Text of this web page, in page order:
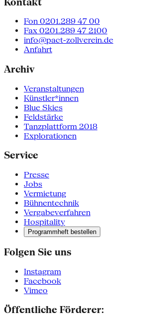
Fon 0201.289 47 00
Fax 0201.289 47 2100
info@pact-zollverein.de
Anfahrt
Archiv
Veranstaltungen
Künstler*innen
Blue Skies
Feldstärke
Tanzplattform 2018
Explorationen
Service
Presse
Jobs
Vermietung
Bühnentechnik
Vergabeverfahren
Hospitality
Programmheft bestellen
Folgen Sie uns
Instagram
Facebook
Vimeo
Öffentliche Förderer: